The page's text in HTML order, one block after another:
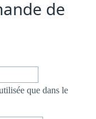
de
que dans le